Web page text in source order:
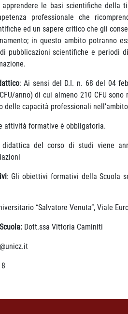
apprendere le basi scientifiche della
professionale che
ed un sapere critico che gli
in questo ambito potranno
pubblicazioni scientifiche e periodi
: Ai sensi del D.I. n. 68 del 04
anno) di cui almeno 210 CFU
delle capacità professionali
attività formative è obbligatoria.
didattica del corso di studi viene
: Gli obiettivi formativi della Scuola
“Salvatore Venuta”, Viale
Dott.ssa Vittoria Caminiti